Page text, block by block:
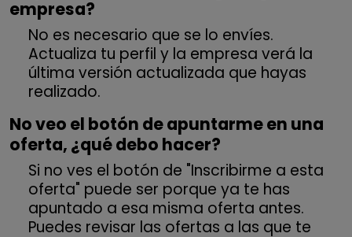
empresa?
No es necesario que se lo envíes.
Actualiza tu perfil y la empresa verá la
última versión actualizada que hayas
realizado.
No veo el botón de apuntarme en una
oferta, ¿qué debo hacer?
Si no ves el botón de "Inscribirme a esta
oferta" puede ser porque ya te has
apuntado a esa misma oferta antes.
Puedes revisar las ofertas a las que te